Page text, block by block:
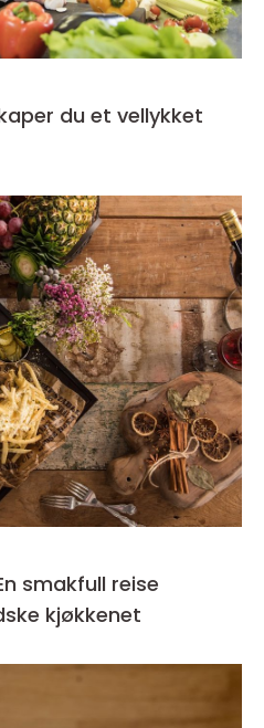
du et vellykket
smakfull reise
kjøkkenet